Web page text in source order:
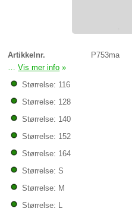
Artikkelnr.
P753ma
Legging glatt velur marineblå
…Vis mer info »
Størrelse: 116
Størrelse: 128
Størrelse: 140
Størrelse: 152
Størrelse: 164
Størrelse: S
Størrelse: M
Størrelse: L